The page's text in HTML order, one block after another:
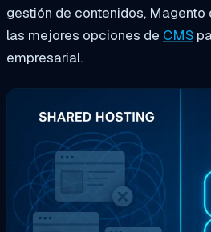
gestión de contenidos,
las mejores opciones de CMS
empresarial.